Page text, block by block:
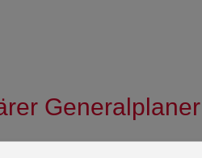
Generalplaner
ist eine